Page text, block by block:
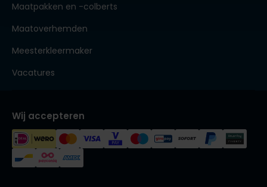
Maatpakken en -colberts
Maatoverhemden
Meesterkleermaker
Vacatures
Wij accepteren